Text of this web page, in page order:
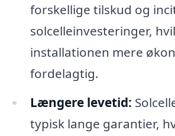
forskellige tilskud og
solcelleinvesteringer,
installationen mere
fordelagtig.
Længere levetid:
typisk lange garantier,